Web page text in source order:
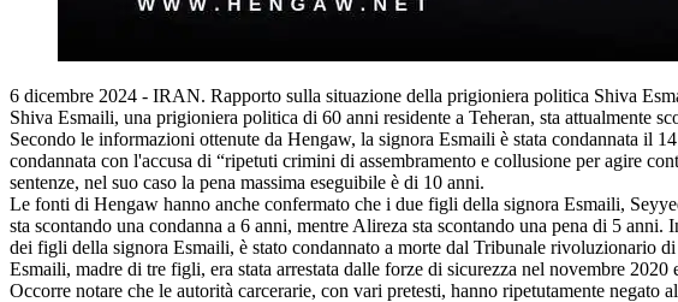
6 dicembre 2024 - IRAN. Rapporto sulla situazione della prigioniera politica Shiva
Shiva Esmaili, una prigioniera politica di 60 anni residente a Teheran, sta attualmente
Secondo le informazioni ottenute da Hengaw, la signora Esmaili è stata condannata il
condannata con l'accusa di “ripetuti crimini di assembramento e collusione per agire
sentenze, nel suo caso la pena massima eseguibile è di 10 anni.
Le fonti di Hengaw hanno anche confermato che i due figli della signora Esmaili,
sta scontando una condanna a 6 anni, mentre Alireza sta scontando una pena di 5
dei figli della signora Esmaili, è stato condannato a morte dal Tribunale rivoluzionario
Esmaili, madre di tre figli, era stata arrestata dalle forze di sicurezza nel novembre 2020
Occorre notare che le autorità carcerarie, con vari pretesti, hanno ripetutamente